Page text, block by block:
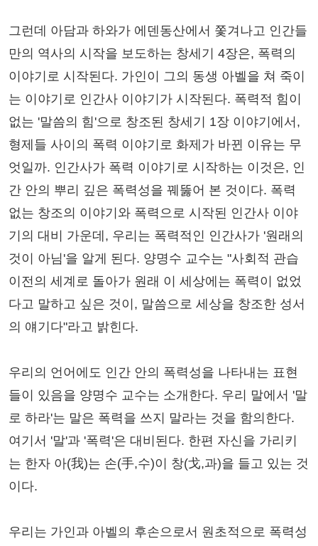
그런데 아담과 하와가 에덴동산에서 쫓겨나고 인간들
만의 역사의 시작을 보도하는 창세기 4장은, 폭력의
이야기로 시작된다. 가인이 그의 동생 아벨을 쳐 죽이
는 이야기로 인간사 이야기가 시작된다. 폭력적 힘이
없는 '말씀의 힘'으로 창조된 창세기 1장 이야기에서,
형제들 사이의 폭력 이야기로 화제가 바뀐 이유는 무
엇일까. 인간사가 폭력 이야기로 시작하는 이것은, 인
간 안의 뿌리 깊은 폭력성을 꿰뚫어 본 것이다. 폭력
없는 창조의 이야기와 폭력으로 시작된 인간사 이야
기의 대비 가운데, 우리는 폭력적인 인간사가 '원래의
것이 아님'을 알게 된다. 양명수 교수는 "사회적 관습
이전의 세계로 돌아가 원래 이 세상에는 폭력이 없었
다고 말하고 싶은 것이, 말씀으로 세상을 창조한 성서
의 얘기다"라고 밝힌다.
우리의 언어에도 인간 안의 폭력성을 나타내는 표현
들이 있음을 양명수 교수는 소개한다. 우리 말에서 '말
로 하라'는 말은 폭력을 쓰지 말라는 것을 함의한다.
여기서 '말'과 '폭력'은 대비된다. 한편 자신을 가리키
는 한자 아(我)는 손(手,수)이 창(戈,과)을 들고 있는 것
이다.
우리는 가인과 아벨의 후손으로서 원초적으로 폭력성